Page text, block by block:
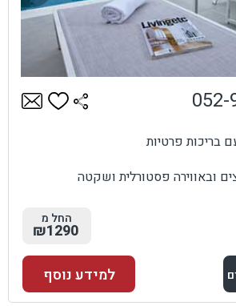
ובאווירה פסטורלית ושקטה
052-
החל מ
₪1290
למידע נוסף